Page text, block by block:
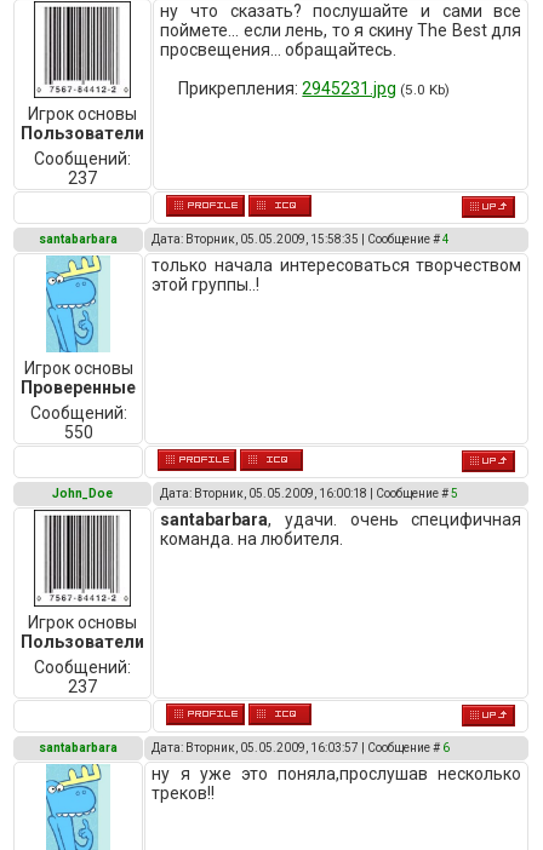
Игрок основы
Пользователи
Сообщений:
237
ну что сказать? послушайте и сами все
поймете... если лень, то я скину The Best для
просвещения... обращайтесь.
Прикрепления:2945231.jpg (5.0 Kb)
santabarbara Дата: Вторник, 05.05.2009, 15:58:35 | Сообщение #4
Игрок основы
Проверенные
Сообщений:
550
только начала интересоваться творчеством
этой группы..!
John_Doe Дата: Вторник, 05.05.2009, 16:00:18 | Сообщение #5
Игрок основы
Пользователи
Сообщений:
237
santabarbara, удачи. очень специфичная
команда. на любителя.
santabarbara Дата: Вторник, 05.05.2009, 16:03:57 | Сообщение # 6
ну я уже это поняла,прослушав несколько
треков!!